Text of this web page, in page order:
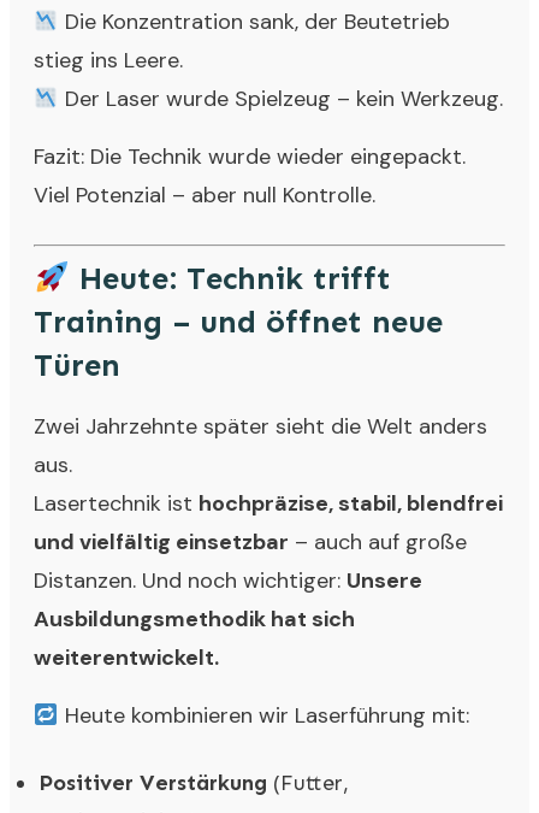
Die Konzentration sank, der Beutetrieb
stieg ins Leere.
Der Laser wurde Spielzeug – kein Werkzeug.
Fazit: Die Technik wurde wieder eingepackt.
Viel Potenzial – aber null Kontrolle.
Heute: Technik trifft
Training – und öffnet neue
Türen
Zwei Jahrzehnte später sieht die Welt anders
aus.
Lasertechnik ist hochpräzise, stabil, blendfrei
und vielfältig einsetzbar – auch auf große
Distanzen. Und noch wichtiger: Unsere
Ausbildungsmethodik hat sich
weiterentwickelt.
Heute kombinieren wir Laserführung mit:
Positiver Verstärkung (Futter,